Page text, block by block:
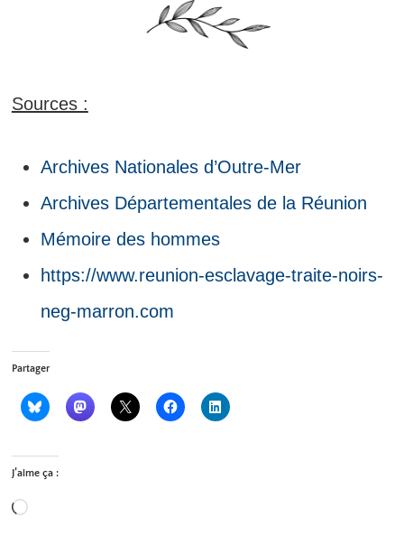
Sources :
Archives Nationales d’Outre-Mer
Archives Départementales de la Réunion
Mémoire des hommes
https://www.reunion-esclavage-traite-noirs-
neg-marron.com
Partager
J’aime ça :
Chargement…